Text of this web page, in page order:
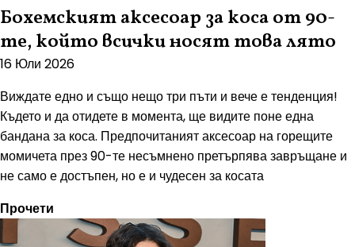
Бохемският аксесоар за коса от 90-
те, който всички носят това лято
16 Юли 2026
Виждате едно и също нещо три пъти и вече е тенденция!
Където и да отидете в момента, ще видите поне една
бандана за коса. Предпочитаният аксесоар на горещите
момичета през 90-те несъмнено претърпява завръщане и
не само е достъпен, но е и чудесен за косата
Прочети